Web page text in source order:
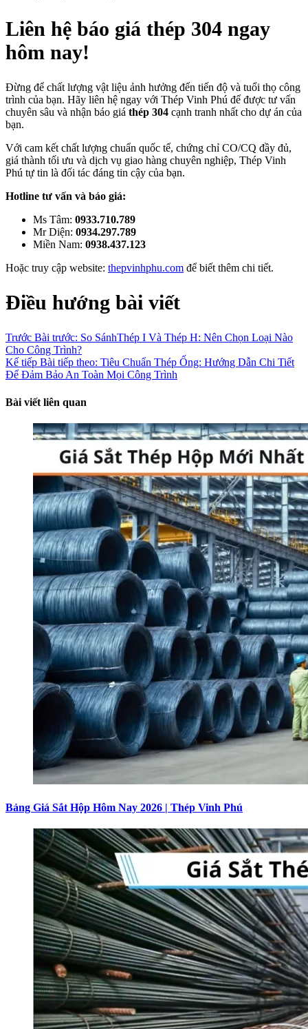
Liên hệ báo giá thép 304 ngay
hôm nay!
Đừng để chất lượng vật liệu ảnh hưởng đến tiến độ và tuổi thọ công
trình của bạn. Hãy liên hệ ngay với Thép Vinh Phú để được tư vấn
chuyên sâu và nhận báo giá thép 304 cạnh tranh nhất cho dự án của
bạn.
Với cam kết chất lượng chuẩn quốc tế, chứng chỉ CO/CQ đầy đủ,
giá thành tối ưu và dịch vụ giao hàng chuyên nghiệp, Thép Vinh
Phú tự tin là đối tác đáng tin cậy của bạn.
Hotline tư vấn và báo giá:
Ms Tâm: 0933.710.789
Mr Diện: 0934.297.789
Miền Nam: 0938.437.123
Hoặc truy cập website: thepvinhphu.com để biết thêm chi tiết.
Điều hướng bài viết
Trước Bài trước: So SánhThép I Và Thép H: Nên Chọn Loại Nào
Cho Công Trình?
Kế tiếp Bài tiếp theo: Tiêu Chuẩn Thép Ống: Hướng Dẫn Chi Tiết
Để Đảm Bảo An Toàn Mọi Công Trình
Bài viết liên quan
Bảng Giá Sắt Hộp Hôm Nay 2026 | Thép Vinh Phú